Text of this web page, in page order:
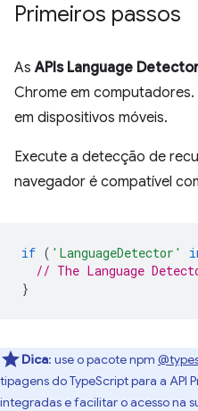
Primeiros passos
AsAPIs Language
Chrome em computadores.
em dispositivos móveis.
Execute a detecção de
navegador é compatível
if ( 'LanguageDetector'
// The Language
}
Dica: use o pacote npm
tipagens do TypeScript para a API
integradas e facilitar o acesso na